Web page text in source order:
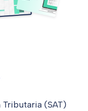
(SAT)